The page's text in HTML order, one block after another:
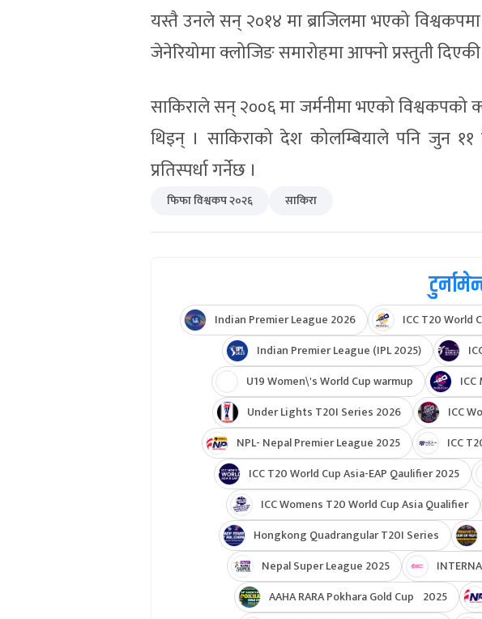
यस्तै उनले सन् २०१४ मा ब्राजिलमा भएको
जेनेरियोमा क्लोजिङ समारोहमा आफ्नो प्रस्तुती
साकिराले सन् २००६ मा जर्मनीमा भएको विश्वकपको
थिइन् । साकिराको देश कोलम्बियाले पनि जुन
प्रतिस्पर्धा गर्नेछ ।
फिफा विश्वकप २०२६ साकिरा
Indian Premier League 2026 ICC T20 World
Indian Premier League (IPL 2025)
U19 Women\'s World Cup warmup
Under Lights T20I Series 2026
ICC
NPL- Nepal Premier League 2025
ICC
ICC T20 World Cup Asia-EAP Qaulifier 2025
ICC Womens T20 World Cup Asia Qualifier
Hongkong Quadrangular T20I Series
Nepal Super League 2025
AAHA RARA Pokhara Gold Cup 2025